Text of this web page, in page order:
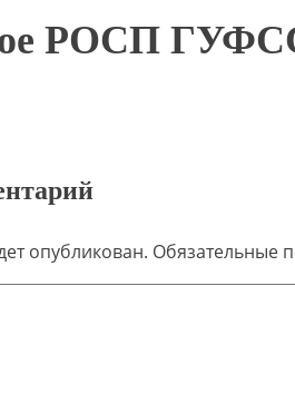
РОСП
опубликован. Обязательные